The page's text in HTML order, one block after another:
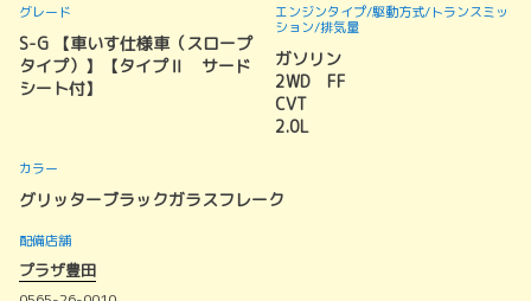
グレード
S-G 【車いす仕様車（スロープ
タイプ）】【タイプⅡ サード
シート付】
エンジンタイプ/駆動方式/トランスミッ
ション/排気量
ガソリン
2WD FF
CVT
2.0L
カラー
グリッターブラックガラスフレーク
配備店舗
プラザ豊田